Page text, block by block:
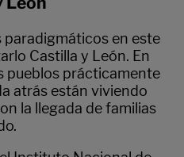
paradigmáticos en este
Castilla y León. En
pueblos prácticamente
atrás están viviendo
la llegada de familias